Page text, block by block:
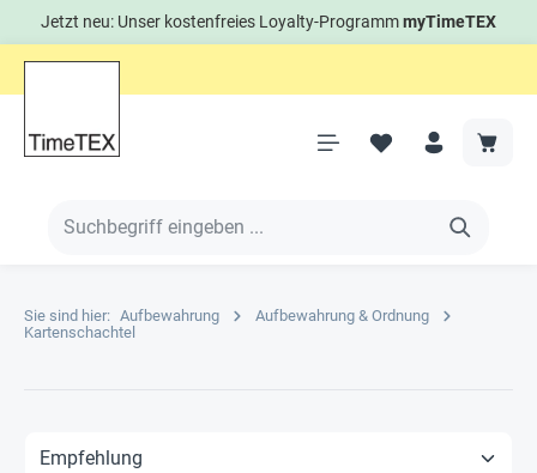
Jetzt neu: Unser kostenfreies Loyalty-ProgrammmyTimeTEX
Sie sind hier: Aufbewahrung
Aufbewahrung & Ordnung
Kartenschachtel